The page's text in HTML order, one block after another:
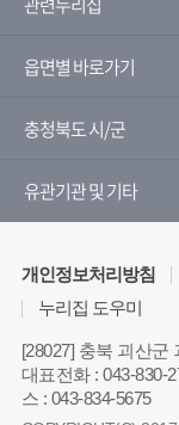
농촌진흥청 전자민
읍면별 바로가기
충청북도 시/군
유관기관 및 기타
개인정보처리방침
누리집 도우미
[28027] 충북 괴산군
대표전화:043-830-
스 : 043-834-5675